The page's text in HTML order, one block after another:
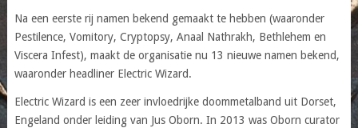
Na een eerste rij namen bekend gemaakt te hebben (waaronder
Pestilence, Vomitory, Cryptopsy, Anaal Nathrakh, Bethlehem en
Viscera Infest), maakt de organisatie nu 13 nieuwe namen bekend,
waaronder headliner Electric Wizard.
Electric Wizard is een zeer invloedrijke doommetalband uit Dorset,
Engeland onder leiding van Jus Oborn. In 2013 was Oborn curator